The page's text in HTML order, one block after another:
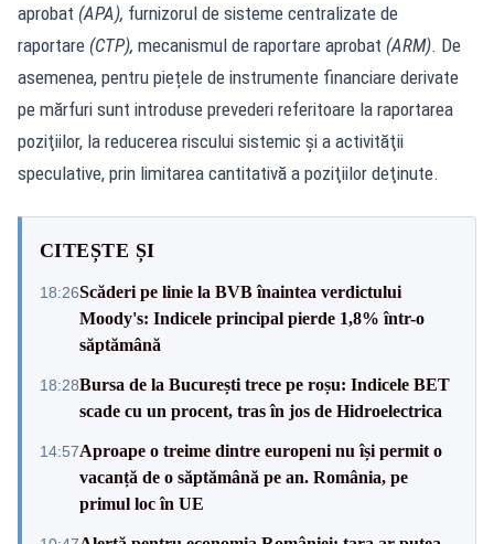
aprobat (APA), furnizorul de sisteme centralizate de
raportare (CTP), mecanismul de raportare aprobat (ARM). De
asemenea, pentru piețele de instrumente financiare derivate
pe mărfuri sunt introduse prevederi referitoare la raportarea
poziţiilor, la reducerea riscului sistemic şi a activităţii
speculative, prin limitarea cantitativă a poziţiilor deţinute.
CITEȘTE ȘI
18:26Scăderi pe linie la BVB înaintea verdictului
Moody's: Indicele principal pierde 1,8% într-o
săptămână
18:28Bursa de la București trece pe roșu: Indicele BET
scade cu un procent, tras în jos de Hidroelectrica
14:57Aproape o treime dintre europeni nu își permit o
vacanță de o săptămână pe an. România, pe
primul loc în UE